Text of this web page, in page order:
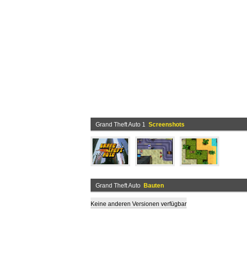
Grand Theft Auto 1 Screenshots
Grand Theft Auto Bauten
Keine anderen Versionen verfügbar